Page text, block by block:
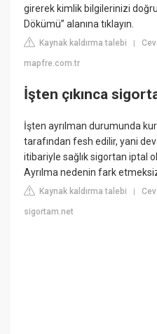
girerek kimlik bilgilerinizi
Dökümü” alanına tıklayın.
Kaynak kaldırma talebi |
mapfre.com.tr
İşten çıkınca
İşten ayrılman durumunda
tarafından fesh edilir, yani
itibariyle sağlık sigortan iptal
Ayrılma nedenin fark
Kaynak kaldırma talebi |
sigortam.net